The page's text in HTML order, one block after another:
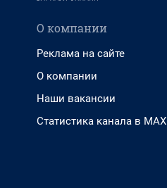
О компании
Реклама на сайте
О компании
Наши вакансии
Статистика канала в MAX